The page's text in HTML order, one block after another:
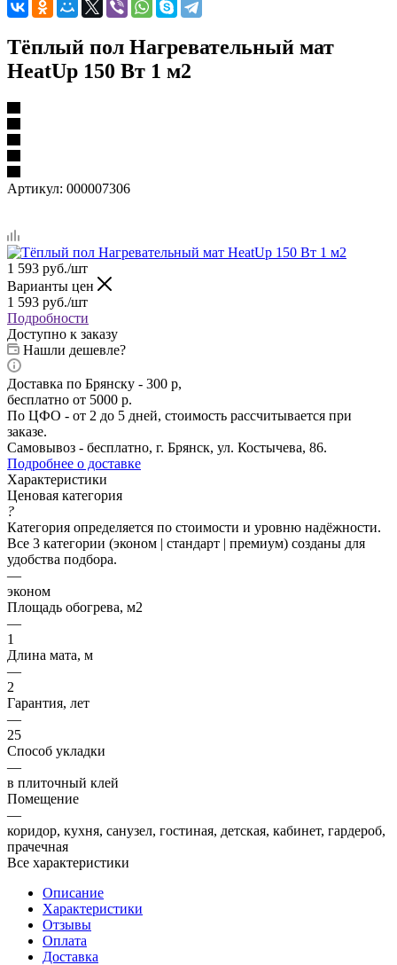
Тёплый пол Нагревательный мат
HeatUp 150 Вт 1 м2
Артикул: 000007306
1 593 руб./шт
Варианты цен
1 593 руб./шт
Подробности
Доступно к заказу
Нашли дешевле?
Доставка по Брянску - 300 р,
бесплатно от 5000 р.
По ЦФО - от 2 до 5 дней, стоимость рассчитывается при
заказе.
Самовывоз - бесплатно, г. Брянск, ул. Костычева, 86.
Подробнее о доставке
Характеристики
Ценовая категория
?
Категория определяется по стоимости и уровню надёжности.
Все 3 категории (эконом | стандарт | премиум) созданы для
удобства подбора.
—
эконом
Площадь обогрева, м2
—
1
Длина мата, м
—
2
Гарантия, лет
—
25
Способ укладки
—
в плиточный клей
Помещение
—
коридор, кухня, санузел, гостиная, детская, кабинет, гардероб,
прачечная
Все характеристики
Описание
Характеристики
Отзывы
Оплата
Доставка